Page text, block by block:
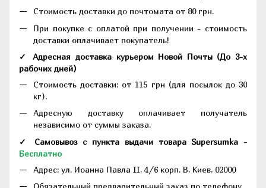
Стоимость доставки до почтомата от 80 грн.
При покупке с оплатой при получении - стоимость
доставки оплачивает покупатель!
✓ Адресная доставка курьером Новой Почты (До 3-х
рабочих дней)
Стоимость доставки: от 115 грн (для посылок до 30
кг).
Адресную доставку оплачивает получатель
независимо от суммы заказа.
✓ Самовывоз с пункта выдачи товара Supersumka -
Бесплатно
Адрес: ул. Иоанна Павла II, 4/6 корп. В, Киев, 02000